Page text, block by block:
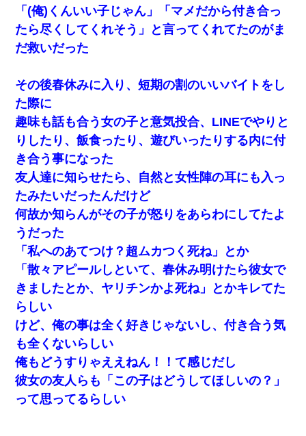
「(俺)くんいい子じゃん」「マメだから付き合っ
たら尽くしてくれそう」と言ってくれてたのがま
だ救いだった
その後春休みに入り、短期の割のいいバイトをし
た際に
趣味も話も合う女の子と意気投合、LINEでやりと
りしたり、飯食ったり、遊びいったりする内に付
き合う事になった
友人達に知らせたら、自然と女性陣の耳にも入っ
たみたいだったんだけど
何故か知らんがその子が怒りをあらわにしてたよ
うだった
「私へのあてつけ？超ムカつく死ね」とか
「散々アピールしといて、春休み明けたら彼女で
きましたとか、ヤリチンかよ死ね」とかキレてた
らしい
けど、俺の事は全く好きじゃないし、付き合う気
も全くないらしい
俺もどうすりゃええねん！！て感じだし
彼女の友人らも「この子はどうしてほしいの？」
って思ってるらしい